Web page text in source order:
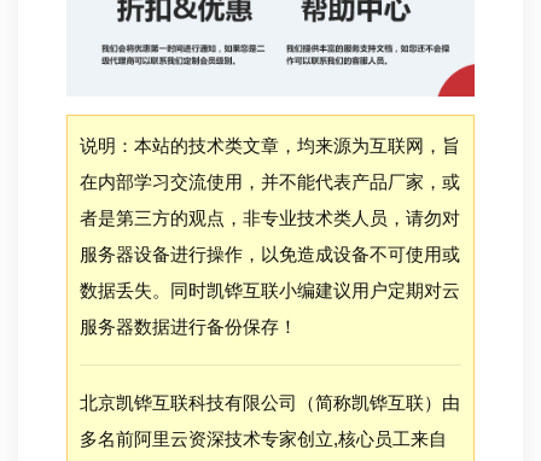
说明：本站的技术类文章，均来源为互联网，旨
在内部学习交流使用，并不能代表产品厂家，或
者是第三方的观点，非专业技术类人员，请勿对
服务器设备进行操作，以免造成设备不可使用或
数据丢失。同时凯铧互联小编建议用户定期对云
服务器数据进行备份保存！
北京凯铧互联科技有限公司（简称凯铧互联）由
多名前阿里云资深技术专家创立,核心员工来自